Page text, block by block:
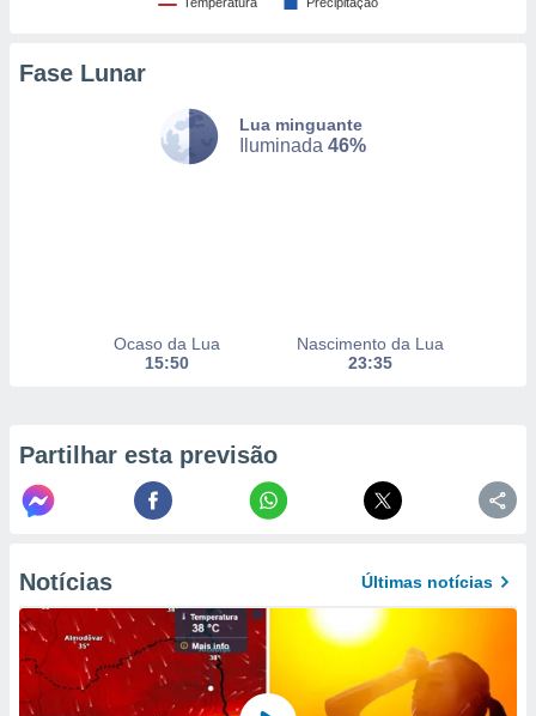
nós e
se
tal,
em “
na
Fase Lunar
Lua minguante
Iluminada 46%
Ocaso da Lua
15:50
Nascimento da Lua
23:35
Partilhar esta previsão
Notícias Últimas notícias